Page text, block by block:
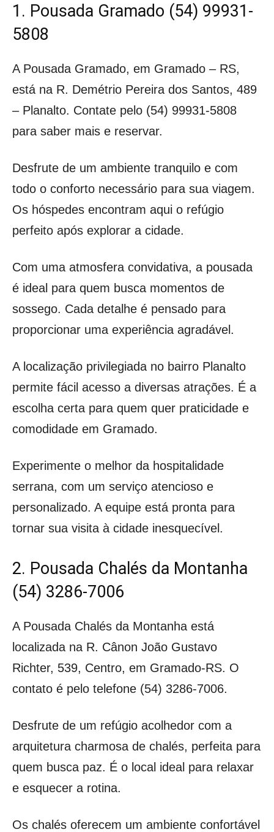
1. Pousada Gramado (54) 99931-
5808
A Pousada Gramado, em Gramado – RS,
está na R. Demétrio Pereira dos Santos, 489
– Planalto. Contate pelo (54) 99931-5808
para saber mais e reservar.
Desfrute de um ambiente tranquilo e com
todo o conforto necessário para sua viagem.
Os hóspedes encontram aqui o refúgio
perfeito após explorar a cidade.
Com uma atmosfera convidativa, a pousada
é ideal para quem busca momentos de
sossego. Cada detalhe é pensado para
proporcionar uma experiência agradável.
A localização privilegiada no bairro Planalto
permite fácil acesso a diversas atrações. É a
escolha certa para quem quer praticidade e
comodidade em Gramado.
Experimente o melhor da hospitalidade
serrana, com um serviço atencioso e
personalizado. A equipe está pronta para
tornar sua visita à cidade inesquecível.
2. Pousada Chalés da Montanha
(54) 3286-7006
A Pousada Chalés da Montanha está
localizada na R. Cânon João Gustavo
Richter, 539, Centro, em Gramado-RS. O
contato é pelo telefone (54) 3286-7006.
Desfrute de um refúgio acolhedor com a
arquitetura charmosa de chalés, perfeita para
quem busca paz. É o local ideal para relaxar
e esquecer a rotina.
Os chalés oferecem um ambiente confortável